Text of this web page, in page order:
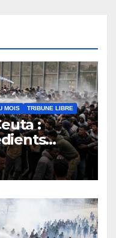
MOIS TRIBUNE LIBRE
:
crise